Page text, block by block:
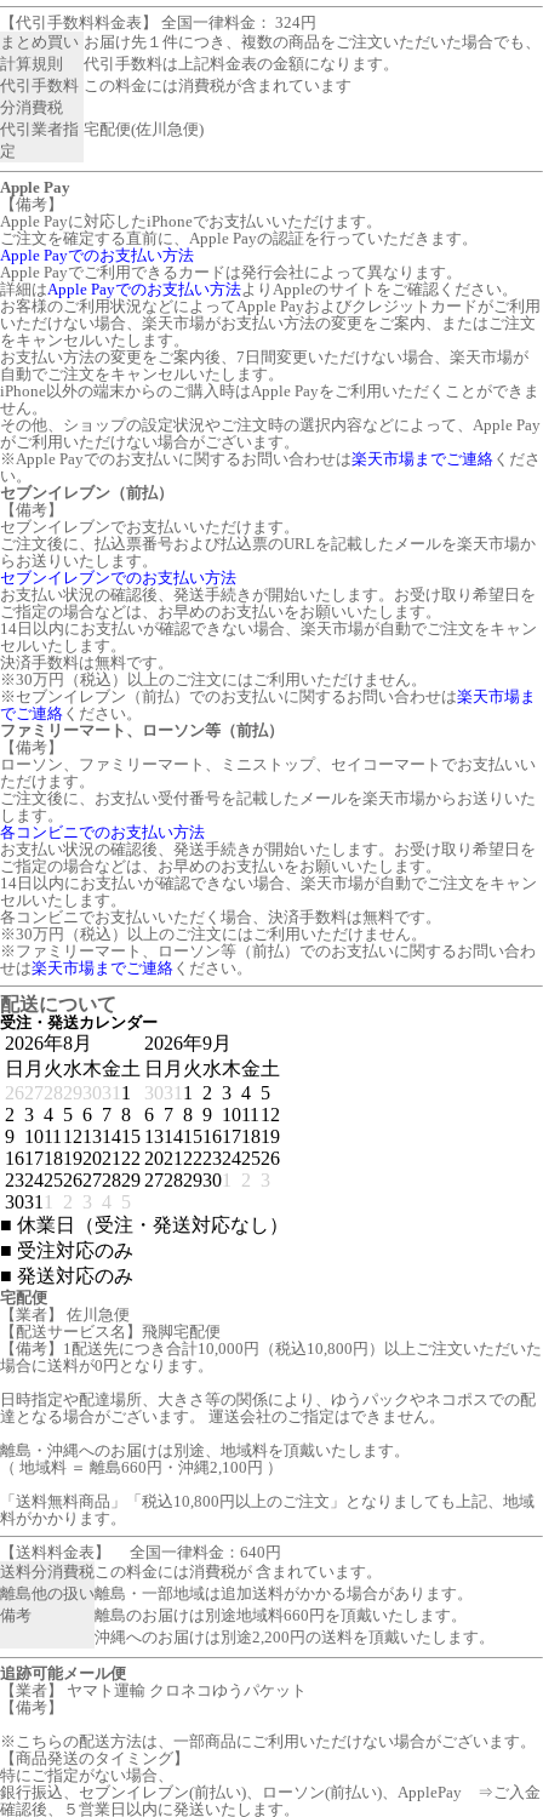
【代引手数料料金表】 全国一律料金： 324円
まとめ買い
計算規則
お届け先１件につき、複数の商品をご注文いただいた場合でも、
代引手数料は上記料金表の金額になります。
代引手数料
分消費税
この料金には消費税が含まれています
代引業者指
定
宅配便(佐川急便)
Apple Pay
【備考】
Apple Payに対応したiPhoneでお支払いいただけます。
ご注文を確定する直前に、Apple Payの認証を行っていただきます。
Apple Payでのお支払い方法
Apple Payでご利用できるカードは発行会社によって異なります。
詳細はApple Payでのお支払い方法よりAppleのサイトをご確認ください。
お客様のご利用状況などによってApple Payおよびクレジットカードがご利用
いただけない場合、楽天市場がお支払い方法の変更をご案内、またはご注文
をキャンセルいたします。
お支払い方法の変更をご案内後、7日間変更いただけない場合、楽天市場が
自動でご注文をキャンセルいたします。
iPhone以外の端末からのご購入時はApple Payをご利用いただくことができま
せん。
その他、ショップの設定状況やご注文時の選択内容などによって、Apple Pay
がご利用いただけない場合がございます。
※Apple Payでのお支払いに関するお問い合わせは楽天市場までご連絡 くださ
い。
セブンイレブン（前払）
【備考】
セブンイレブンでお支払いいただけます。
ご注文後に、払込票番号および払込票のURLを記載したメールを楽天市場か
らお送りいたします。
セブンイレブンでのお支払い方法
お支払い状況の確認後、発送手続きが開始いたします。お受け取り希望日を
ご指定の場合などは、お早めのお支払いをお願いいたします。
14日以内にお支払いが確認できない場合、楽天市場が自動でご注文をキャン
セルいたします。
決済手数料は無料です。
※30万円（税込）以上のご注文にはご利用いただけません。
※セブンイレブン（前払）でのお支払いに関するお問い合わせは楽天市場ま
でご連絡 ください。
ファミリーマート、ローソン等（前払）
【備考】
ローソン、ファミリーマート、ミニストップ、セイコーマートでお支払いい
ただけます。
ご注文後に、お支払い受付番号を記載したメールを楽天市場からお送りいた
します。
各コンビニでのお支払い方法
お支払い状況の確認後、発送手続きが開始いたします。お受け取り希望日を
ご指定の場合などは、お早めのお支払いをお願いいたします。
14日以内にお支払いが確認できない場合、楽天市場が自動でご注文をキャン
セルいたします。
各コンビニでお支払いいただく場合、決済手数料は無料です。
※30万円（税込）以上のご注文にはご利用いただけません。
※ファミリーマート、ローソン等（前払）でのお支払いに関するお問い合わ
せは楽天市場までご連絡 ください。
配送について
受注・発送カレンダー
2026年8月
日 月 火水木金土
262728293031 1
2 3 4 5 6 7 8
9 1011 12131415
161718192021 22
23242526272829
3031 1 2 3 4 5
2026年9月
日 月 火水木金土
3031 1 2 3 4 5
6 7 8 9 1011 12
13141516171819
2021 2223242526
272829301 2 3
■ 休業日（受注・発送対応なし）
■ 受注対応のみ
■ 発送対応のみ
宅配便
【業者】 佐川急便
【配送サービス名】飛脚宅配便
【備考】1配送先につき合計10,000円（税込10,800円）以上ご注文いただいた
場合に送料が0円となります。
日時指定や配達場所、大きさ等の関係により、ゆうパックやネコポスでの配
達となる場合がございます。 運送会社のご指定はできません。
離島・沖縄へのお届けは別途、地域料を頂戴いたします。
（ 地域料 ＝ 離島660円・沖縄2,100円 ）
「送料無料商品」「税込10,800円以上のご注文」となりましても上記、地域
料がかかります。
【送料料金表】
全国一律料金：640円
送料分消費税この料金には消費税が 含まれています。
離島他の扱い離島・一部地域は追加送料がかかる場合があります。
備考
離島のお届けは別途地域料660円を頂戴いたします。
沖縄へのお届けは別途2,200円の送料を頂戴いたします。
追跡可能メール便
【業者】 ヤマト運輸 クロネコゆうパケット
【備考】
※こちらの配送方法は、一部商品にご利用いただけない場合がございます。
【商品発送のタイミング】
特にご指定がない場合、
銀行振込、セブンイレブン(前払い)、ローソン(前払い)、ApplePay ⇒ご入金
確認後、５営業日以内に発送いたします。